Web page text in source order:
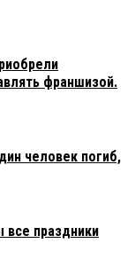
франшизой.
человек погиб,
праздники